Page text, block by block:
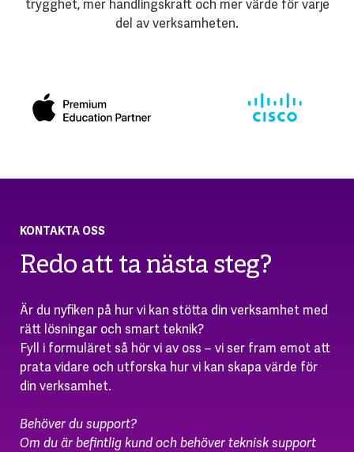
trygghet, mer handlingskraft och mer värde för varje
del av verksamheten.
KONTAKTA OSS
Redo att ta nästa steg?
Är du nyfiken på hur vi kan stötta din verksamhet med
rätt lösningar och smart teknik?
Fyll i formuläret så hör vi av oss – vi ser fram emot att
prata vidare och utforska hur vi kan skapa värde för
din verksamhet.
Behöver du support?
Om du är befintlig kund och behöver teknisk support